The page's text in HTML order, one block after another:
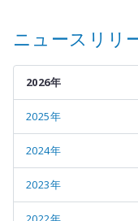
ニュースリリ
2026年
2025年
2024年
2023年